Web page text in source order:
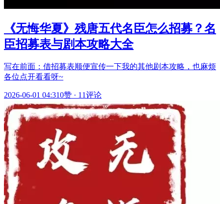
《无悔华夏》残唐五代名臣怎么招募？名
臣招募表与剧本攻略大全
写在前面：借招募表顺便宣传一下我的其他剧本攻略，也麻烦
各位点开看看呀~
2026-06-01 04:310赞 · 11评论